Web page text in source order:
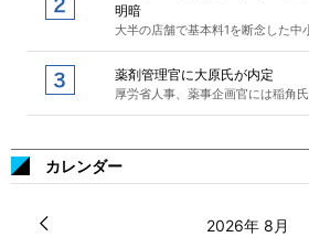
明暗
大半の店舗で基本料1を断念した中
薬剤管理官に大原氏が内定
厚労省人事、薬事企画官には稲角氏
カレンダー
2026年 8月